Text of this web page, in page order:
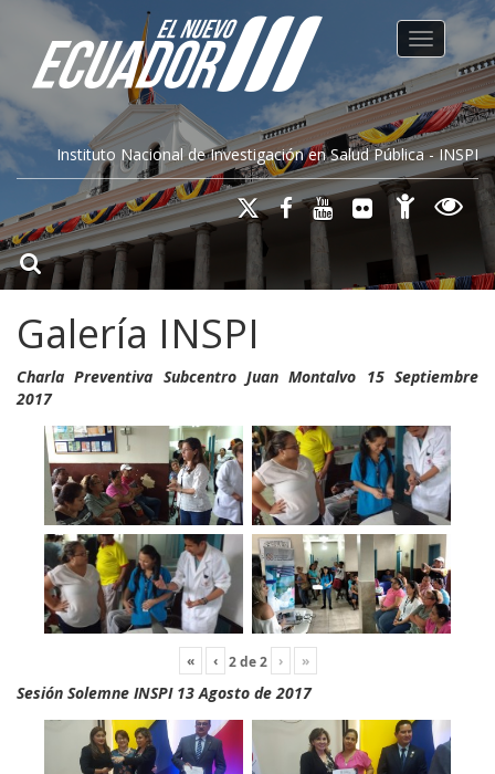
Instituto Nacional de Investigación en Salud Pública - INSPI
Toggle
Galería INSPI
Charla Preventiva Subcentro Juan Montalvo 15 Septiembre
2017
« ‹ 2de2 › »
Sesión Solemne INSPI 13 Agosto de 2017